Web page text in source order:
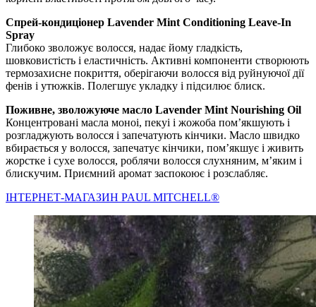
Спрей-кондиціонер Lavender Mint Conditioning Leave-In
Spray
Глибоко зволожує волосся, надає йому гладкість,
шовковистість і еластичність. Активні компоненти створюють
термозахисне покриття, оберігаючи волосся від руйнуючої дії
фенів і утюжків. Полегшує укладку і підсилює блиск.
Поживне, зволожуюче масло Lavender Mint Nourishing Oil
Концентровані масла моноі, пекуі і жожоба пом’якшують і
розгладжують волосся і запечатують кінчики. Масло швидко
вбирається у волосся, запечатує кінчики, пом’якшує і живить
жорстке і сухе волосся, роблячи волосся слухняним, м’яким і
блискучим. Приємний аромат заспокоює і розслабляє.
IНТЕРНЕТ-МАГАЗИН PAUL MITCHELL®